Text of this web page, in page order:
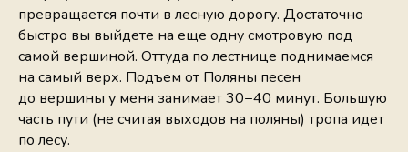
превращается почти в лесную дорогу. Достаточно
быстро вы выйдете на еще одну смотровую под
самой вершиной. Оттуда по лестнице поднимаемся
на самый верх. Подъем от Поляны песен
до вершины у меня занимает 30−40 минут. Большую
часть пути (не считая выходов на поляны) тропа идет
по лесу.